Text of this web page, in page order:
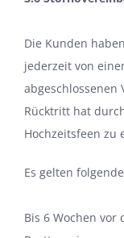
Die Kunden
jederzeit von
abgeschlossenen
Rücktritt hat
Hochzeitsfeen zu
Es gelten
Bis 6 Wochen vor